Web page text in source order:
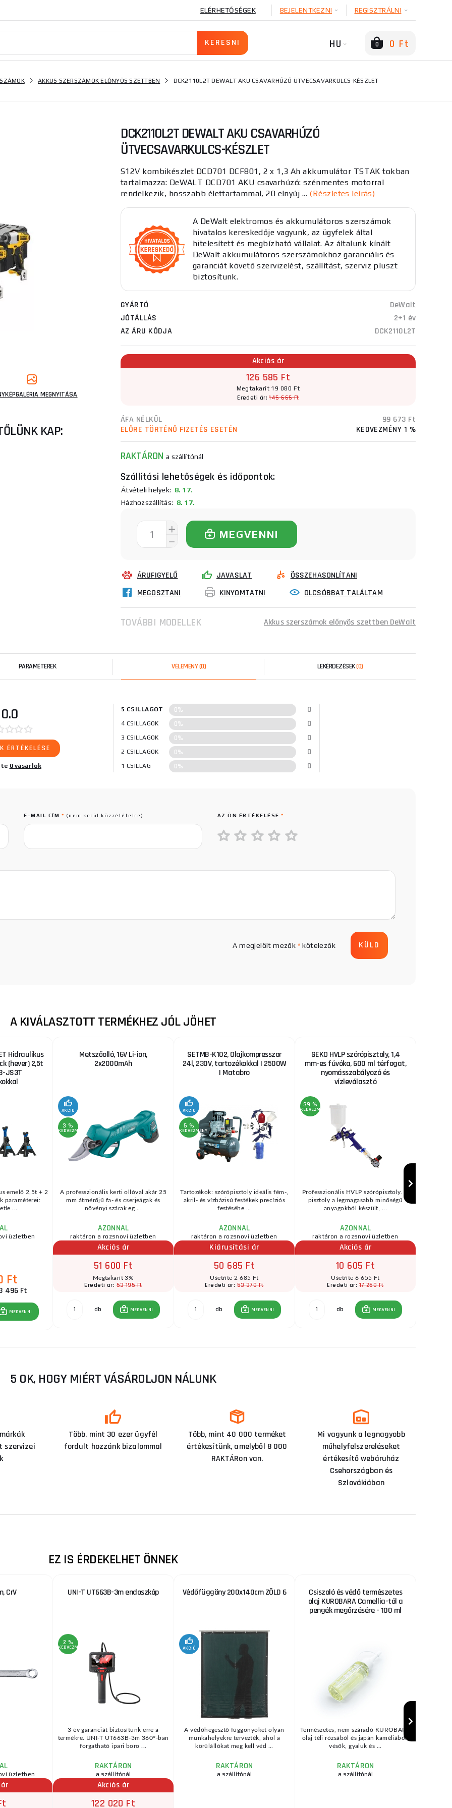
ELÉRHETŐSÉGEK BEJELENTKEZNI REGISZTRÁLNI
HU 0 0 Ft
AKKUS SZERSZÁMOK ELŐNYÖS SZETTBEN DCK2110L2T DEWALT AKU CSAVARHÚZÓ ÜTVECSAVARKULCS-KÉSZLET
MEGNYITÁSA
KAP:
DCK2110L2T DEWALT AKU CSAVARHÚZÓ
ÜTVECSAVARKULCS-KÉSZLET
S12V kombikészlet DCD701 DCF801, 2 x 1,3 Ah akkumulátor TSTAK tokban
tartalmazza: DeWALT DCD701 AKU csavarhúzó: szénmentes motorral
rendelkezik, hosszabb élettartammal, 20 elnyúj ... (Részletes leírás)
A DeWalt elektromos és akkumulátoros szerszámok
hivatalos kereskedője vagyunk, az ügyfelek által
hitelesített és megbízható vállalat. Az általunk kínált
DeWalt akkumulátoros szerszámokhoz garanciális és
garanciát követő szervizelést, szállítást, szerviz pluszt
biztosítunk.
GYÁRTÓ
DeWalt
JÓTÁLLÁS
2+1 év
AZ ÁRU KÓDJA
DCK2110L2T
Akciós ár
126 585 Ft
Megtakarít 19 080 Ft
Eredeti ár:145 665 Ft
ÁFA NÉLKÜL
99 673 Ft
ELŐRE TÖRTÉNŐ FIZETÉS ESETÉN
KEDVEZMÉNY 1 %
RAKTÁRONa szállítónál
Szállítási lehetőségek és időpontok:
Átvételi helyek: 8. 17.
Házhozszállítás: 8. 17.
MEGVENNI
ÁRUFIGYELŐ JAVASLAT
ÖSSZEHASONLÍTANI
MEGOSZTANI
KINYOMTATNI OLCSÓBBAT TALÁLTAM
TOVÁBBI MODELLEK Akkus szerszámok előnyös szettben DeWalt
PARAMÉTEREK VÉLEMÉNY(0) LEKÉRDEZÉSEK(0)
0.0
ÉRTÉKELÉSE
0 vásárlók
5 CSILLAGOT 0% 0
4 CSILLAGOK 0% 0
3 CSILLAGOK 0% 0
2 CSILLAGOK 0% 0
1 CSILLAG 0% 0
E-MAIL CÍM * (nem kerül közzétételre) AZ ÖN ÉRTÉKELÉSE*
A megjelölt mezők * kötelezők
A KIVÁLASZTOTT TERMÉKHEZ JÓL JÖHET
Hidraulikus
(hever) 2,5t
JS3T
emelő 2,5t + 2
paraméterei:
...
üzletben
Ft
496 Ft
MEGVENNI
Metszőolló, 16V Li-ion,
2x2000mAh
AKCIÓ
3 %
KEDVEZMÉNY
A professzionális kerti ollóval akár 25
mm átmérőjű fa- és cserjeágak és
növényi szárak eg ...
AZONNAL
raktáron a rozsnovi üzletben
Akciós ár
51 600 Ft
Megtakarít 3%
Eredeti ár:53 195 Ft
db MEGVENNI
SETMB-K102, Olajkompresszor
24l, 230V, tartozékokkal | 2500W
| Matabro
AKCIÓ
5 %
KEDVEZMÉNY
Tartozékok: szórópisztoly ideális fém-,
akril- és vízbázisú festékek precíziós
festéséhe ...
AZONNAL
raktáron a rozsnovi üzletben
Kiárusítási ár
50 685 Ft
Ušetříte 2 685 Ft
Eredeti ár:53 370 Ft
db MEGVENNI
GEKO HVLP szórópisztoly, 1,4
mm-es fúvóka, 600 ml térfogat,
nyomásszabályozó és
vízleválasztó
39 %
KEDVEZMÉNY
Professzionális HVLP szórópisztoly. A
pisztoly a legmagasabb minőségű
anyagokból készült, ...
AZONNAL
raktáron a rozsnovi üzletben
Akciós ár
10 605 Ft
Ušetříte 6 655 Ft
Eredeti ár:17 260 Ft
db MEGVENNI
5 OK, HOGY MIÉRT VÁSÁROLJON NÁLUNK
szervizei
Több, mint 30 ezer ügyfél
fordult hozzánk bizalommal
Több, mint 40 000 terméket
értékesítünk, amelyből 8 000
RAKTÁRon van.
Mi vagyunk a legnagyobb
műhelyfelszereléseket
értékesítő webáruház
Csehországban és
Szlovákiában
EZ IS ÉRDEKELHET ÖNNEK
CrV
üzletben
UNI-T UT663B-3m endoszkóp
2 %
KEDVEZMÉNY
3 év garanciát biztosítunk erre a
termékre. UNI-T UT663B-3m 360°-ban
forgatható ipari boro ...
RAKTÁRON
a szállítónál
Akciós ár
122 020 Ft
Védőfüggöny 200x140cm ZÖLD 6
AKCIÓ
A védőhegesztő függönyöket olyan
munkahelyekre tervezték, ahol a
körülállókat meg kell véd ...
RAKTÁRON
a szállítónál
Csiszoló és védő természetes
olaj KUROBARA Camellia-tól a
pengék megőrzésére - 100 ml
Természetes, nem száradó KUROBARA
olaj téli rózsából és japán kaméliából,
vésők, gyaluk és ...
RAKTÁRON
a szállítónál